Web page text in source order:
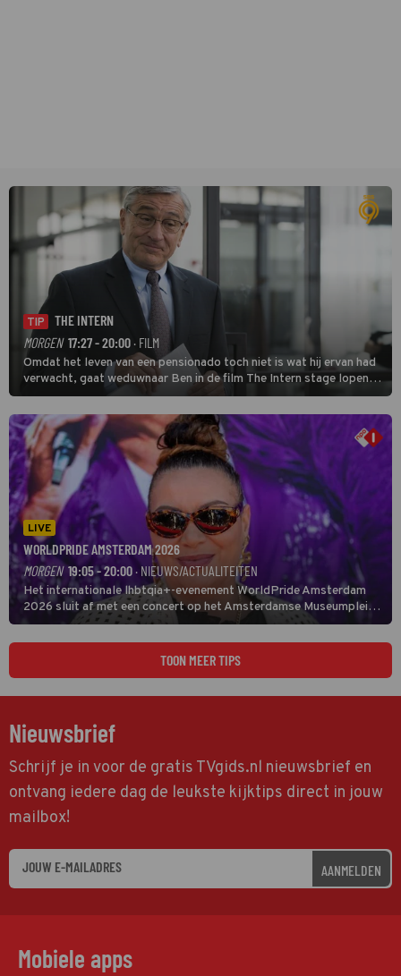
TIP
THE INTERN
MORGEN 17:27 - 20:00· FILM
Omdat het leven van een pensionado toch niet is wat hij ervan had
verwacht, gaat weduwnaar Ben in de film The Intern stage lopen
bij de hippe webwinkel van Jules, wat een gouden zet blijkt te zijn.
LIVE
WORLDPRIDE AMSTERDAM 2026
MORGEN 19:05 - 20:00· NIEUWS/ACTUALITEITEN
Het internationale lhbtqia+-evenement WorldPride Amsterdam
2026 sluit af met een concert op het Amsterdamse Museumplein.
Anita Doth is een van de optredende artiesten. In de jaren 90
veroverde ze de wereld als zangeres van 2Unlimited.
TOON MEER TIPS
Nieuwsbrief
Schrijf je in voor de gratis TVgids.nl nieuwsbrief en
ontvang iedere dag de leukste kijktips direct in jouw
mailbox!
AANMELDEN
Mobiele apps